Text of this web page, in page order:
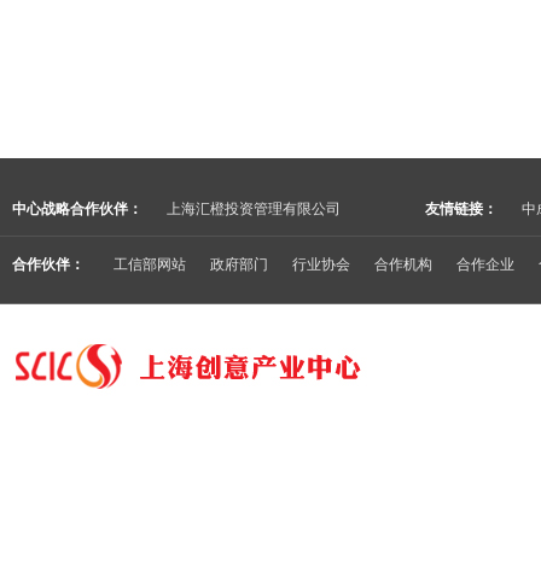
中心战略合作伙伴： 上海汇橙投资管理有限公司 友情链接： 中
合作伙伴： 工信部网站 政府部门 行业协会 合作机构 合作企业